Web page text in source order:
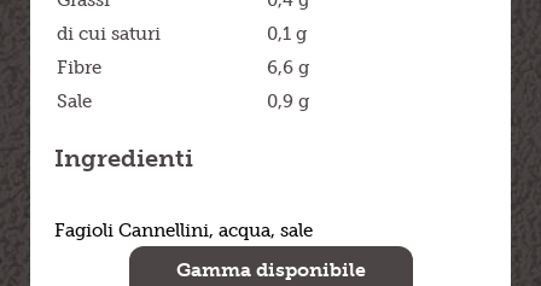
di cui saturi
0,1 g
Fibre
6,6 g
Sale
0,9 g
Ingredienti
Fagioli Cannellini, acqua, sale
Gamma disponibile